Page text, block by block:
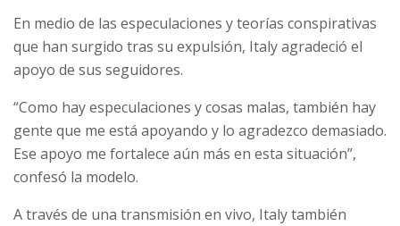
En medio de las especulaciones y teorías conspirativas
que han surgido tras su expulsión, Italy agradeció el
apoyo de sus seguidores.
“Como hay especulaciones y cosas malas, también hay
gente que me está apoyando y lo agradezco demasiado.
Ese apoyo me fortalece aún más en esta situación”,
confesó la modelo.
A través de una transmisión en vivo, Italy también